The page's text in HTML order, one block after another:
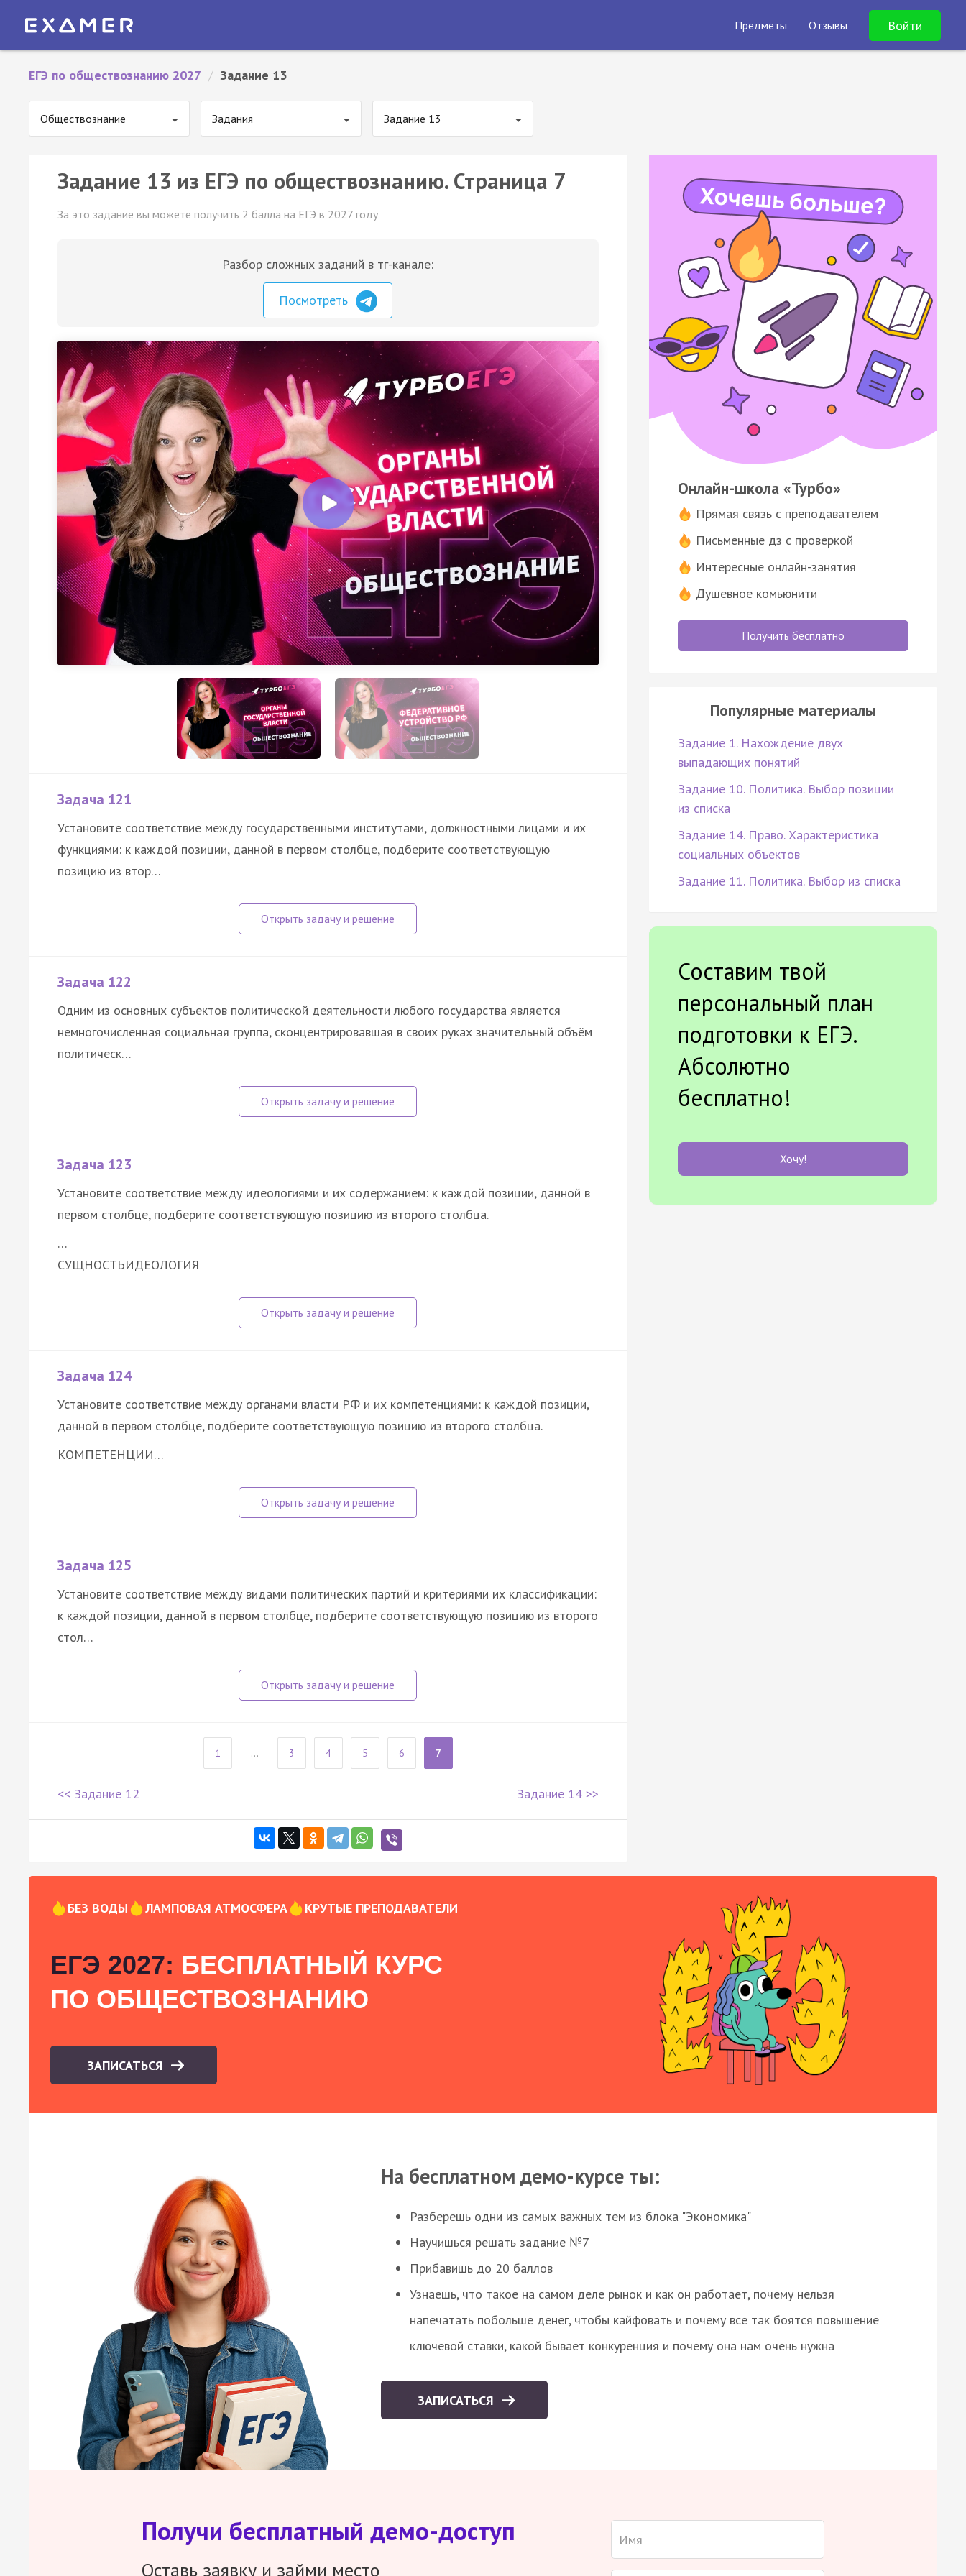
Предметы Отзывы Войти
ЕГЭ по обществознанию 2027 / Задание 13
Обществознание Задания Задание 13
Задание 13 из ЕГЭ по обществознанию. Страница 7
За это задание вы можете получить 2 балла на ЕГЭ в 2027 году
Разбор сложных заданий в тг-канале:
Посмотреть
Задача 121
Установите соответствие между государственными институтами, должностными лицами и их
функциями: к каждой позиции, данной в первом столбце, подберите соответствующую
позицию из втор…
Задача 122
Одним из основных субъектов политической деятельности любого государства является
немногочисленная социальная группа, сконцентрировавшая в своих руках значительный объём
политическ…
Задача 123
Установите соответствие между идеологиями и их содержанием: к каждой позиции, данной в
первом столбце, подберите соответствующую позицию из второго столбца.
…
СУЩНОСТЬИДЕОЛОГИЯ
Задача 124
Установите соответствие между органами власти РФ и их компетенциями: к каждой позиции,
данной в первом столбце, подберите соответствующую позицию из второго столбца.
КОМПЕТЕНЦИИ…
Задача 125
Установите соответствие между видами политических партий и критериями их классификации:
к каждой позиции, данной в первом столбце, подберите соответствующую позицию из второго
стол…
1 ... 3 4 5 6 7
<< Задание 12 Задание 14 >>
Онлайн-школа «Турбо»
Прямая связь с преподавателем
Письменные дз с проверкой
Интересные онлайн-занятия
Душевное комьюнити
Получить бесплатно
Популярные материалы
Задание 1. Нахождение двух
выпадающих понятий
Задание 10. Политика. Выбор позиции
из списка
Задание 14. Право. Характеристика
социальных объектов
Задание 11. Политика. Выбор из списка
Составим твой
персональный план
подготовки к ЕГЭ.
Абсолютно
бесплатно!
Хочу!
БЕЗ ВОДЫ ЛАМПОВАЯ АТМОСФЕРА КРУТЫЕ ПРЕПОДАВАТЕЛИ
ЕГЭ 2027: БЕСПЛАТНЫЙ КУРС
ПО ОБЩЕСТВОЗНАНИЮ
ЗАПИСАТЬСЯ
На бесплатном демо-курсе ты:
Разберешь одни из самых важных тем из блока "Экономика"
Научишься решать задание №7
Прибавишь до 20 баллов
Узнаешь, что такое на самом деле рынок и как он работает, почему нельзя
напечатать побольше денег, чтобы кайфовать и почему все так боятся повышение
ключевой ставки, какой бывает конкуренция и почему она нам очень нужна
ЗАПИСАТЬСЯ
Получи бесплатный демо-доступ
Оставь заявку и займи место